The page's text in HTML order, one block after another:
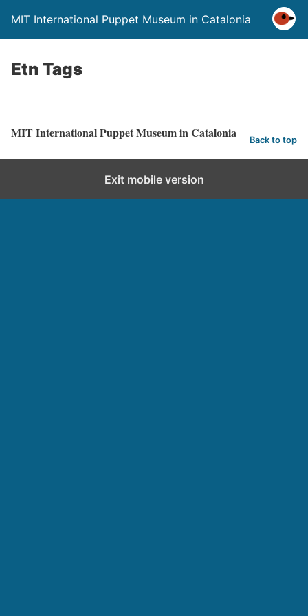
MIT International Puppet Museum in Catalonia
Etn Tags
MIT International Puppet Museum in Catalonia Back to top
Exit mobile version